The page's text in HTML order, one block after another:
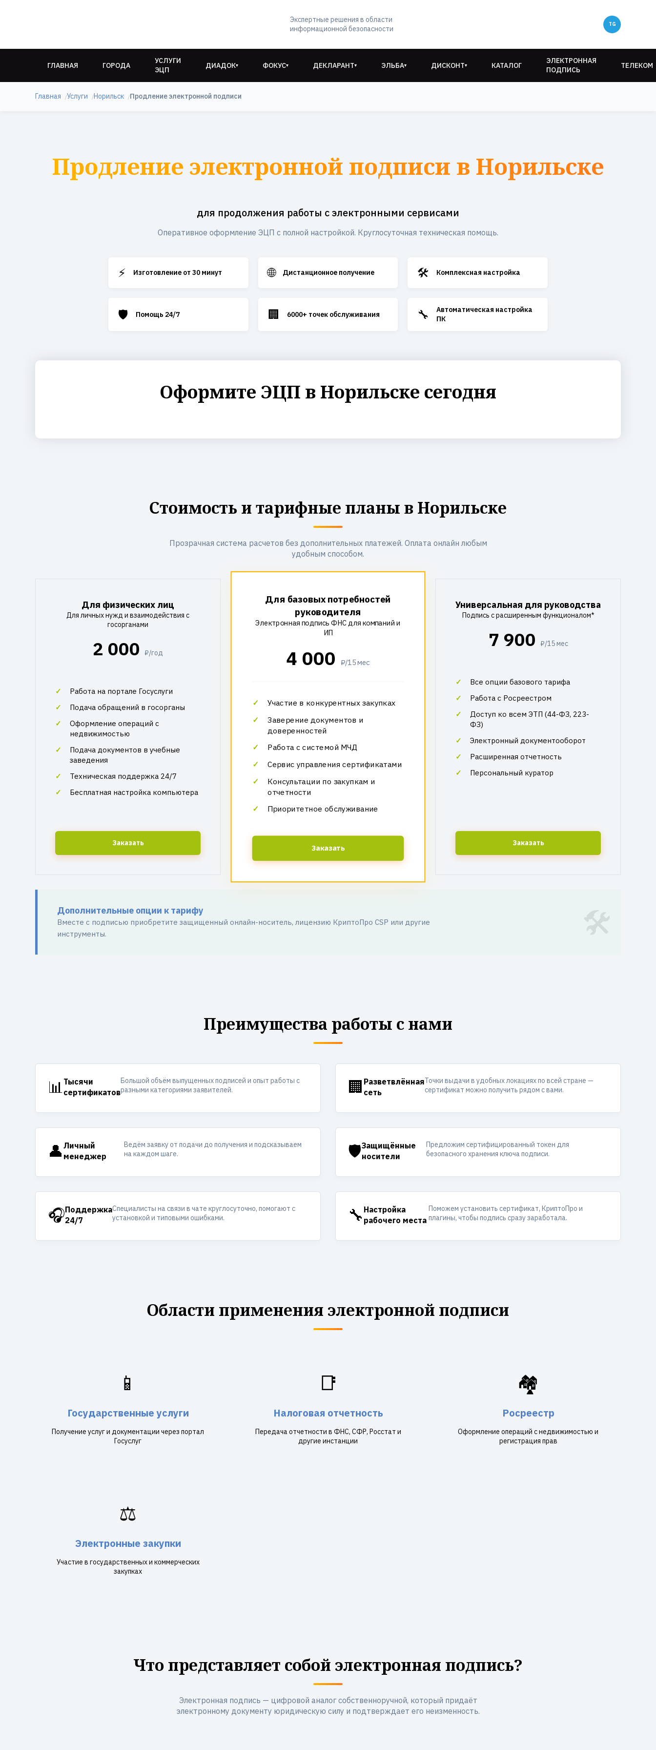
Экспертные решения в области
информационной безопасности
ГЛАВНАЯ ГОРОДА
УСЛУГИ
ЭЦП
ДИАДОК▾ ФОКУС▾ ДЕКЛАРАНТ▾ ЭЛЬБА▾ ДИСКОНТ▾ КАТАЛОГ
ЭЛЕКТРОННАЯ
ПОДПИСЬ
ТЕЛЕКОМ
Главная Услуги Норильск Продление электронной подписи
Продление электронной подписи в Норильске
для продолжения работы с электронными сервисами
Оперативное оформление ЭЦП с полной настройкой. Круглосуточная техническая помощь.
⚡ Изготовление от 30 минут 🌐 Дистанционное получение 🛠️ Комплексная настройка
🛡️ Помощь 24/7 🏢 6000+ точек обслуживания 🔧
Автоматическая настройка
ПК
Оформите ЭЦП в Норильске сегодня
Стоимость и тарифные планы в Норильске
Прозрачная система расчетов без дополнительных платежей. Оплата онлайн любым
удобным способом.
Для физических лиц
Для личных нужд и взаимодействия с
госорганами
2 000 ₽/год
Работа на портале Госуслуги
Подача обращений в госорганы
Оформление операций с
недвижимостью
Подача документов в учебные
заведения
Техническая поддержка 24/7
Бесплатная настройка компьютера
Заказать
Для базовых потребностей
руководителя
Электронная подпись ФНС для компаний и
ИП
4 000 ₽/15 мес
Участие в конкурентных закупках
Заверение документов и
доверенностей
Работа с системой МЧД
Сервис управления сертификатами
Консультации по закупкам и
отчетности
Приоритетное обслуживание
Заказать
Универсальная для руководства
Подпись с расширенным функционалом*
7 900 ₽/15 мес
Все опции базового тарифа
Работа с Росреестром
Доступ ко всем ЭТП (44-ФЗ, 223-
ФЗ)
Электронный документооборот
Расширенная отчетность
Персональный куратор
Заказать
Дополнительные опции к тарифу
Вместе с подписью приобретите защищенный онлайн-носитель, лицензию КриптоПро CSP или другие
инструменты.
Преимущества работы с нами
📊 Тысячи
сертификатов
Большой объём выпущенных подписей и опыт работы с
разными категориями заявителей.
🏢 Разветвлённая
сеть
Точки выдачи в удобных локациях по всей стране —
сертификат можно получить рядом с вами.
👤 Личный
менеджер
Ведём заявку от подачи до получения и подсказываем
на каждом шаге.
🛡️Защищённые
носители
Предложим сертифицированный токен для
безопасного хранения ключа подписи.
🎧Поддержка
24/7
Специалисты на связи в чате круглосуточно, помогают с
установкой и типовыми ошибками.
🔧 Настройка
рабочего места
Поможем установить сертификат, КриптоПро и
плагины, чтобы подпись сразу заработала.
Области применения электронной подписи
📱
Государственные услуги
Получение услуг и документации через портал
Госуслуг
📑
Налоговая отчетность
Передача отчетности в ФНС, СФР, Росстат и
другие инстанции
🏘️
Росреестр
Оформление операций с недвижимостью и
регистрация прав
⚖️
Электронные закупки
Участие в государственных и коммерческих
закупках
Что представляет собой электронная подпись?
Электронная подпись — цифровой аналог собственноручной, который придаёт
электронному документу юридическую силу и подтверждает его неизменность.